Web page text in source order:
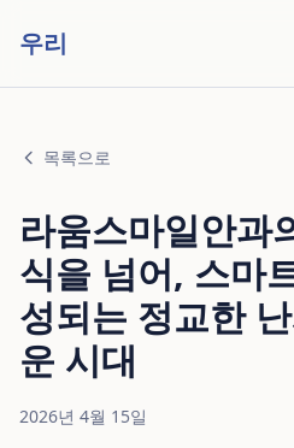
우리
목록으로
라움스마일안과
식을 넘어, 스마
성되는 정교한
운 시대
2026년 4월 15일